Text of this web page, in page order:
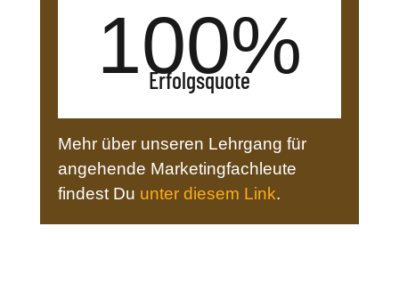
100%
Erfolgsquote
Mehr über unseren Lehrgang für
angehende Marketingfachleute
findest Du unter diesem Link.